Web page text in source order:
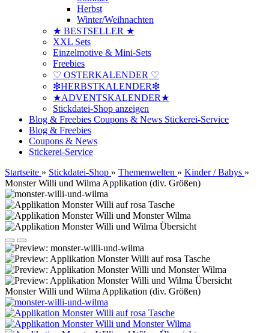
Herbst
Winter/Weihnachten
★ BESTSELLER ★
XXL Sets
Einzelmotive & Mini-Sets
Freebies
♡ OSTERKALENDER ♡
❇HERBSTKALENDER❇
★ADVENTSKALENDER★
Stickdatei-Shop anzeigen
Blog & Freebies Coupons & News Stickerei-Service
Blog & Freebies
Coupons & News
Stickerei-Service
Startseite » Stickdatei-Shop » Themenwelten » Kinder / Babys »
Monster Willi und Wilma Applikation (div. Größen)
Monster Willi und Wilma Applikation (div. Größen)